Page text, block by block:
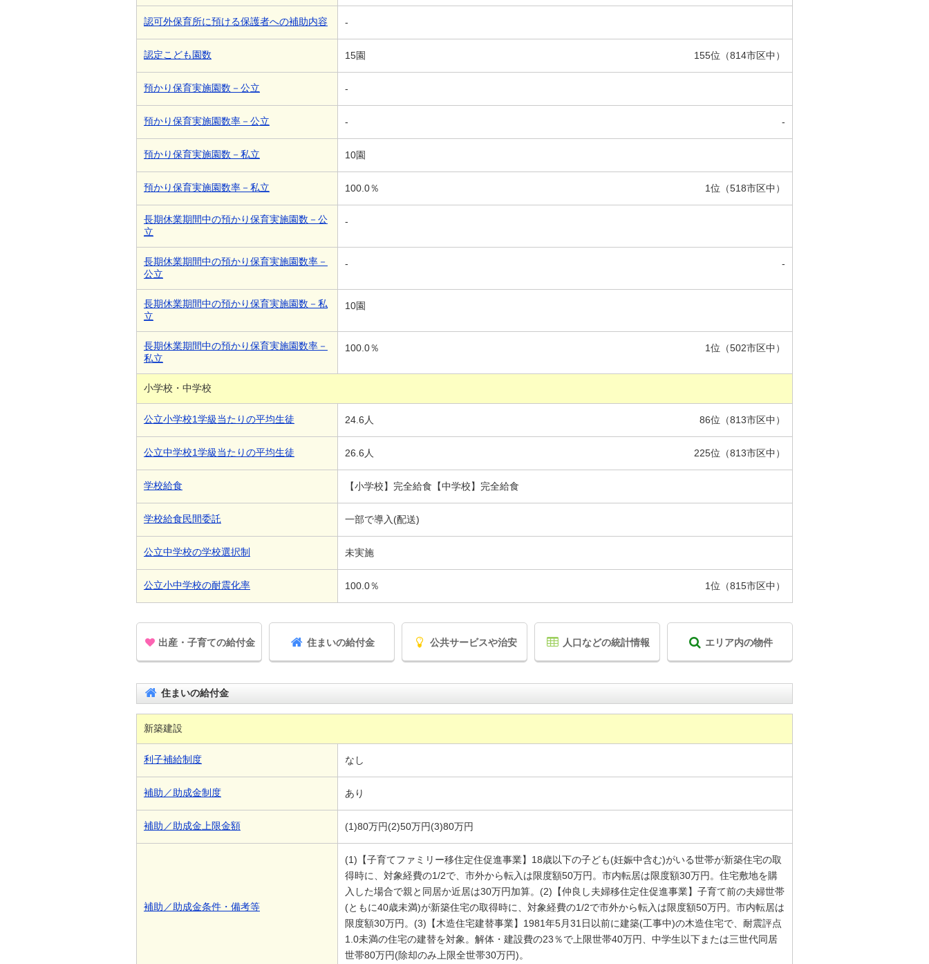
認可外保育所に預ける保護者への補助内容 -
認定こども園数 15園 155位（814市区中）
預かり保育実施園数－公立 -
預かり保育実施園数率－公立 - -
預かり保育実施園数－私立 10園
預かり保育実施園数率－私立 100.0％ 1位（518市区中）
長期休業期間中の預かり保育実施園数－公
立
-
長期休業期間中の預かり保育実施園数率－
公立
- -
長期休業期間中の預かり保育実施園数－私
立
10園
長期休業期間中の預かり保育実施園数率－
私立
100.0％ 1位（502市区中）
小学校・中学校
公立小学校1学級当たりの平均生徒 24.6人 86位（813市区中）
公立中学校1学級当たりの平均生徒 26.6人 225位（813市区中）
学校給食 【小学校】完全給食【中学校】完全給食
学校給食民間委託 一部で導入(配送)
公立中学校の学校選択制 未実施
公立小中学校の耐震化率 100.0％ 1位（815市区中）
出産・子育ての給付金 住まいの給付金 公共サービスや治安 人口などの統計情報 エリア内の物件
住まいの給付金
新築建設
利子補給制度 なし
補助／助成金制度 あり
補助／助成金上限金額 (1)80万円(2)50万円(3)80万円
補助／助成金条件・備考等
(1)【子育てファミリー移住定住促進事業】18歳以下の子ども(妊娠中含む)がいる世帯が新築住宅の取
得時に、対象経費の1/2で、市外から転入は限度額50万円。市内転居は限度額30万円。住宅敷地を購
入した場合で親と同居か近居は30万円加算。(2)【仲良し夫婦移住定住促進事業】子育て前の夫婦世帯
(ともに40歳未満)が新築住宅の取得時に、対象経費の1/2で市外から転入は限度額50万円。市内転居は
限度額30万円。(3)【木造住宅建替事業】1981年5月31日以前に建築(工事中)の木造住宅で、耐震評点
1.0未満の住宅の建替を対象。解体・建設費の23％で上限世帯40万円、中学生以下または三世代同居
世帯80万円(除却のみ上限全世帯30万円)。